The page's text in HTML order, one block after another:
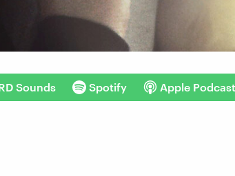
Sounds Spotify Apple